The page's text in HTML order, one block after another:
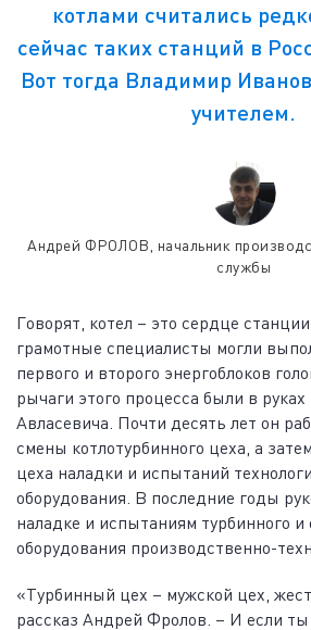
котлами считались
сейчас таких станций в
Вот тогда Владимир
учителем.
Андрей ФРОЛОВ, начальник
службы
Говорят, котел – это сердце
грамотные специалисты могли
первого и второго энергоблоков
рычаги этого процесса были в
Авласевича. Почти десять лет он
смены котлотурбинного цеха, а
цеха наладки и испытаний
оборудования. В последние годы
наладке и испытаниям турбинного
оборудования производственно-
«Турбинный цех – мужской цех,
рассказ Андрей Фролов. – И если ты